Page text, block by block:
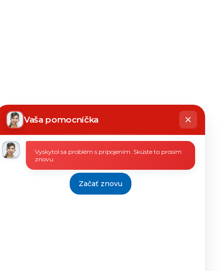
Vaša pomocníčka
Vyskytol sa problém s pripojením. Skúste to prosím
znovu.
Začať znovu